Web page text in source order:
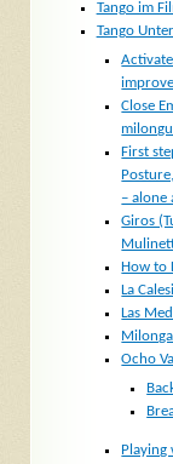
Tango im
Tango
Close
First
– alone
Giros
How to
La
Las
Ocho
Playing